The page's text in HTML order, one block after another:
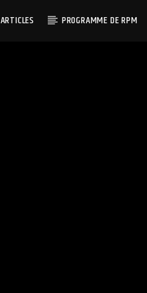
ARTICLES PROGRAMME DE RPM